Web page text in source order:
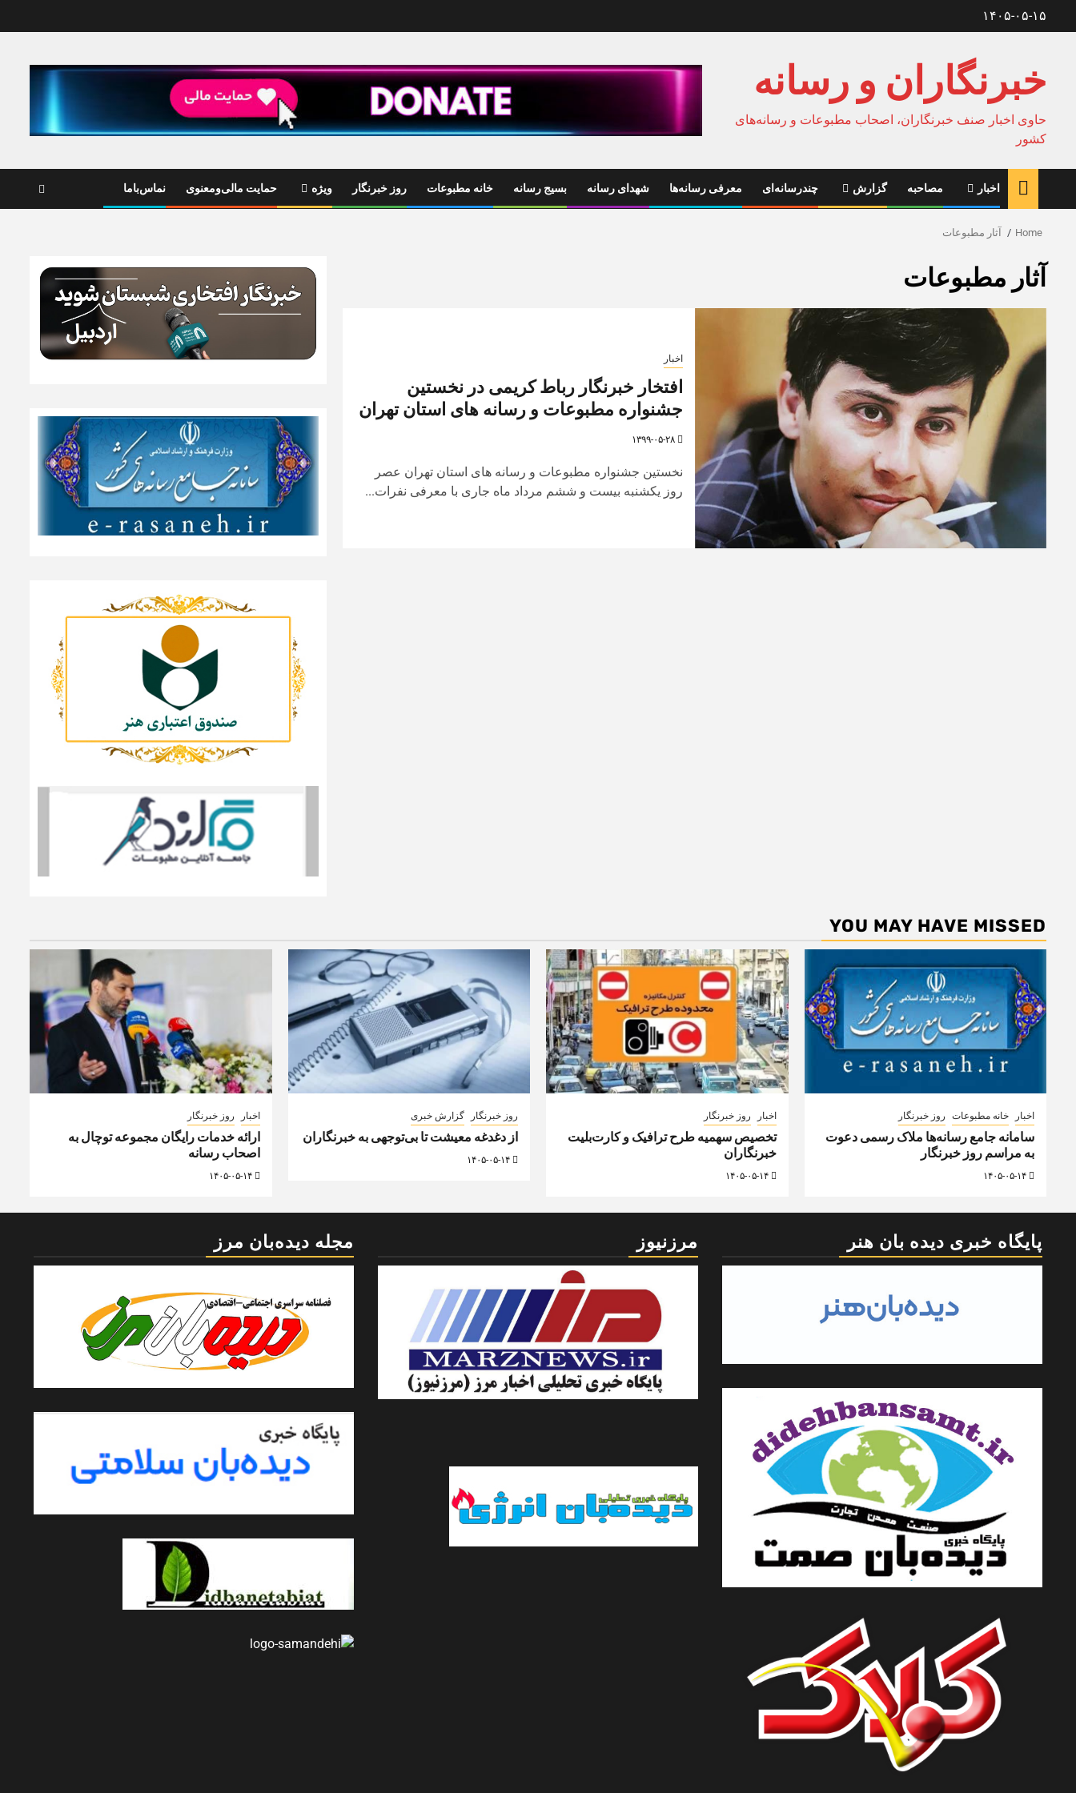
۱۴۰۵-۰۵-۱۵
خبرنگاران و رسانه
حاوی اخبار صنف خبرنگاران، اصحاب مطبوعات و رسانه‌های
کشور
اخبار مصاحبه گزارش چندرسانه‌ای معرفی رسانه‌ها شهدای رسانه بسیج رسانه خانه مطبوعات روز خبرنگار ویژه حمایت مالی‌ومعنوی نماس‌باما
Home آثار مطبوعات
آثار مطبوعات
اخبار
افتخار خبرنگار رباط کریمی در نخستین
جشنواره مطبوعات و رسانه های استان تهران
۱۳۹۹-۰۵-۲۸
نخستین جشنواره مطبوعات و رسانه های استان تهران عصر
روز یکشنبه بیست و ششم مرداد ماه جاری با معرفی نفرات...
YOU MAY HAVE MISSED
اخبار خانه مطبوعات روز خبرنگار
سامانه جامع رسانه‌ها ملاک رسمی دعوت
به مراسم روز خبرنگار
اخبار روز خبرنگار
تخصیص سهمیه طرح ترافیک و کارت‌بلیت
خبرنگاران
۱۴۰۵-۰۵-۱۴
روز خبرنگار گزارش خبری
از دغدغه معیشت تا بی‌توجهی به خبرنگاران
اخبار روز خبرنگار
ارائه خدمات رایگان مجموعه توچال به
اصحاب رسانه
۱۴۰۵-۰۵-۱۴
مجله دیده‌بان مرز مرزنیوز پایگاه خبری دیده بان هنر